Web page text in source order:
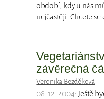
období, kdy u nás
nejčastěji. Chcete
závěrečná
Veronika Bezděková
08. 12. 2004: Ještě